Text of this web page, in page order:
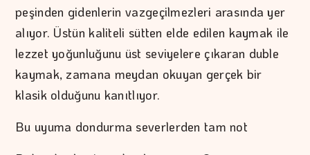
peşinden gidenlerin vazgeçilmezleri arasında yer
alıyor. Üstün kaliteli sütten elde edilen kaymak ile
lezzet yoğunluğunu üst seviyelere çıkaran duble
kaymak, zamana meydan okuyan gerçek bir
klasik olduğunu kanıtlıyor.
Bu uyuma dondurma severlerden tam not